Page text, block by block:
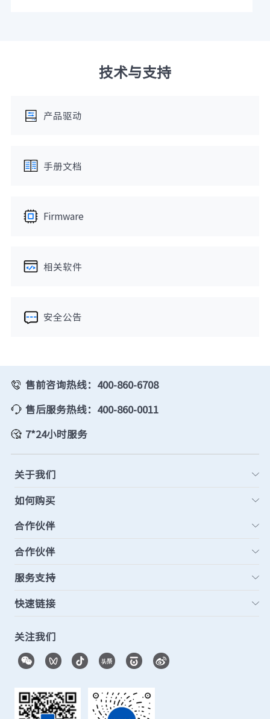
技术与支持
产品驱动
手册文档
Firmware
相关软件
安全公告
售前咨询热线：400-860-6708
售后服务热线：400-860-0011
7*24小时服务
关于我们
如何购买
合作伙伴
合作伙伴
服务支持
快速链接
关注我们